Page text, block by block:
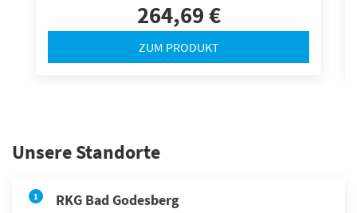
264,69 €
ZUM PRODUKT
Unsere Standorte
1 RKG Bad Godesberg